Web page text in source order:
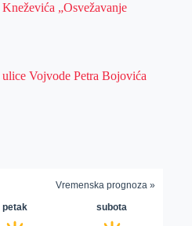
„Osvežavanje
Vojvode Petra Bojovića